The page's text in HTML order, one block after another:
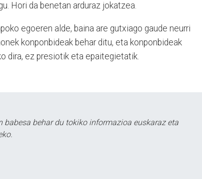
Hori da benetan arduraz jokatzea.
egoeren alde, baina are gutxiago gaude neurri
konponbideak behar ditu, eta konponbideak
dira, ez presiotik eta epaitegietatik.
babesa behar du tokiko informazioa euskaraz eta